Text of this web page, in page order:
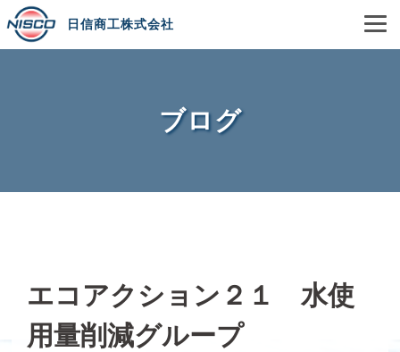
日信商工株式会社
ブログ
エコアクション２１ 水使
用量削減グループ